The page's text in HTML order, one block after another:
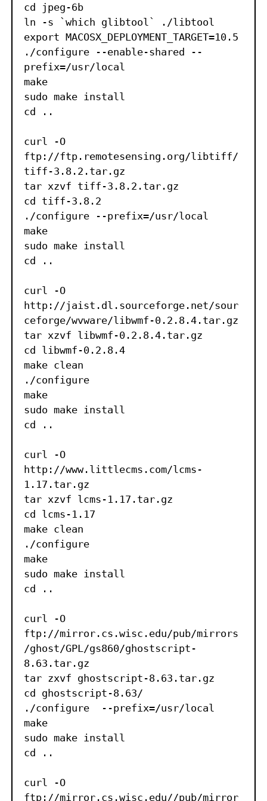
cd jpeg-6b
ln -s `which glibtool` ./libtool
export MACOSX_DEPLOYMENT_TARGET=10.5
./configure --enable-shared --
prefix=/usr/local
make
sudo make install
cd ..
curl -O
ftp://ftp.remotesensing.org/libtiff/
tiff-3.8.2.tar.gz
tar xzvf tiff-3.8.2.tar.gz
cd tiff-3.8.2
./configure --prefix=/usr/local
make
sudo make install
cd ..
curl -O
http://jaist.dl.sourceforge.net/sour
ceforge/wvware/libwmf-0.2.8.4.tar.gz
tar xzvf libwmf-0.2.8.4.tar.gz
cd libwmf-0.2.8.4
make clean
./configure
make
sudo make install
cd ..
curl -O
http://www.littlecms.com/lcms-
1.17.tar.gz
tar xzvf lcms-1.17.tar.gz
cd lcms-1.17
make clean
./configure
make
sudo make install
cd ..
curl -O
ftp://mirror.cs.wisc.edu/pub/mirrors
/ghost/GPL/gs860/ghostscript-
8.63.tar.gz
tar zxvf ghostscript-8.63.tar.gz
cd ghostscript-8.63/
./configure  --prefix=/usr/local
make
sudo make install
cd ..
curl -O
ftp://mirror.cs.wisc.edu//pub/mirror